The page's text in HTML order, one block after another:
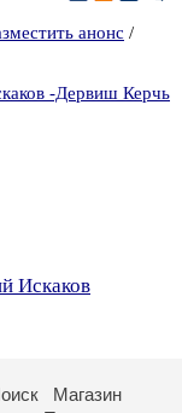
анонс /
-Дервиш Керчь
Искаков
Магазин